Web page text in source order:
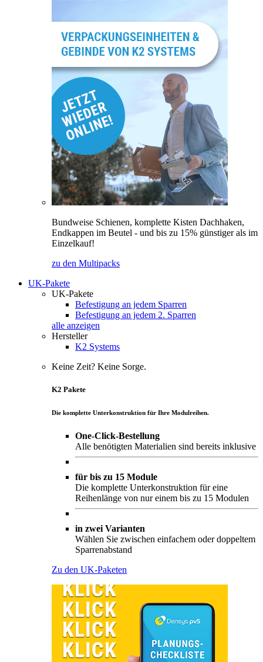
Bundweise Schienen, komplette Kisten Dachhaken,
Endkappen im Beutel - und bis zu 15% günstiger als im
Einzelkauf!
zu den Multipacks
UK-Pakete
UK-Pakete
Befestigung an jedem Sparren
Befestigung an jedem 2. Sparren
alle anzeigen
Hersteller
K2 Systems
Keine Zeit? Keine Sorge.
K2 Pakete
Die komplette Unterkonstruktion für Ihre Modulreihen.
One-Click-Bestellung
Alle benötigten Materialien sind bereits inklusive
für bis zu 15 Module
Die komplette Unterkonstruktion für eine
Reihenlänge von nur einem bis zu 15 Modulen
in zwei Varianten
Wählen Sie zwischen einfachem oder doppeltem
Sparrenabstand
Zu den UK-Paketen